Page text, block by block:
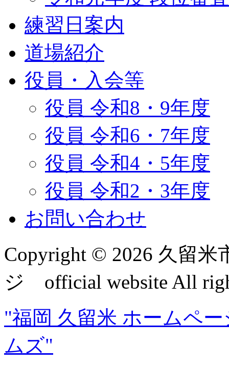
練習日案内
道場紹介
役員・入会等
役員 令和8・9年度
役員 令和6・7年度
役員 令和4・5年度
役員 令和2・3年度
お問い合わせ
Copyright © 2026 久留
ジ official website All
"福岡 久留米 ホームペ
ムズ"